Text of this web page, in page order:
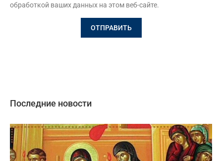
обработкой ваших данных на этом веб-сайте.
Последние новости